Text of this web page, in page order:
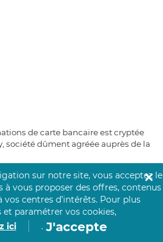
de carte bancaire est cryptée
société dûment agréée auprès de la
sur notre site, vous acceptez le
à vous proposer des offres, contenus
vos centres d’intérêts. Pour plus
et paramétrer vos cookies,
ici
. J'accepte
✕